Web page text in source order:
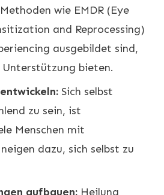
wie EMDR (Eye
and Reprocessing)
ausgebildet sind,
bieten.
Sich selbst
zu sein, ist
Menschen mit
dazu, sich selbst zu
aufbauen: Heilung